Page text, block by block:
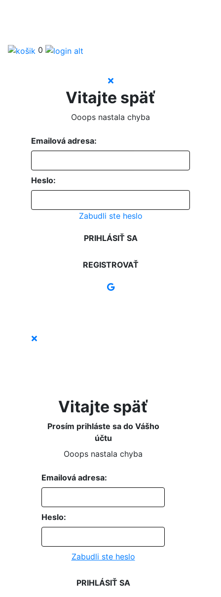
0
Vitajte späť
Ooops nastala chyba
Emailová adresa:
Heslo:
Zabudli ste heslo
PRIHLÁSIŤ SA
REGISTROVAŤ
Vitajte späť
Prosím prihláste sa do Vášho
účtu
Ooops nastala chyba
Emailová adresa:
Heslo:
Zabudli ste heslo
PRIHLÁSIŤ SA